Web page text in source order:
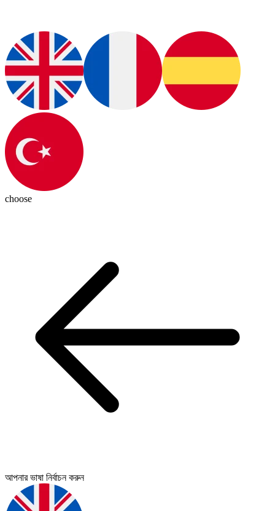
choose
আপনার ভাষা নির্বাচন করুন